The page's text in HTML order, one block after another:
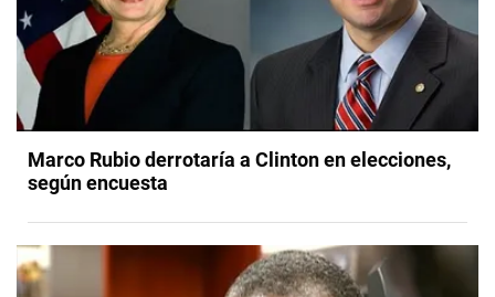
Marco Rubio derrotaría a Clinton en elecciones,
según encuesta